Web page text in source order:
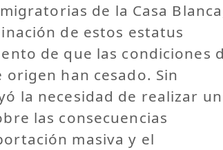
de la Casa
de estos estatus
de que las condiciones
han cesado. Sin
la necesidad de realizar un
las consecuencias
masiva y el